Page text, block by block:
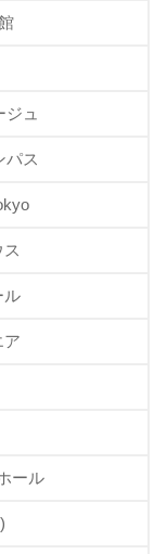
ュ
パス
ル
ア
ール